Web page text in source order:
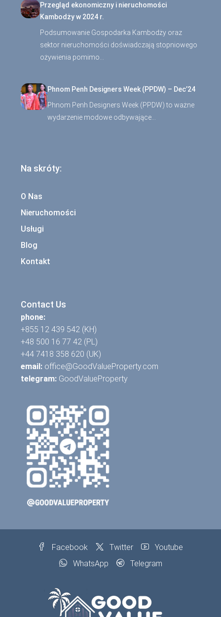
Przegląd ekonomiczny i nieruchomości
Kambodży w 2024 r.
Podsumowanie Gospodarka Kambodży oraz
sektor nieruchomości doświadczają stopniowego
ożywienia pomimo…
Phnom Penh Designers Week (PPDW) – Dec’24
Phnom Penh Designers Week (PPDW) to ważne
wydarzenie modowe odbywające…
Na skróty:
O Nas
Nieruchomości
Usługi
Blog
Kontakt
Contact Us
phone:
+855 12 439 542 (KH)
+48 500 16 77 42 (PL)
+44 7418 358 620 (UK)
email: office@GoodValueProperty.com
telegram: GoodValueProperty
Facebook Twitter
Youtube
WhatsApp
Telegram